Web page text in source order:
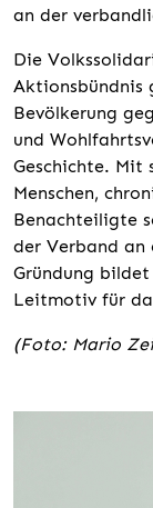
an der
Die
Aktionsbündnis
Bevölkerung
und
Geschichte. Mit
Menschen,
Benachteiligte
der Verband an
Gründung
Leitmotiv für
(Foto: Mario